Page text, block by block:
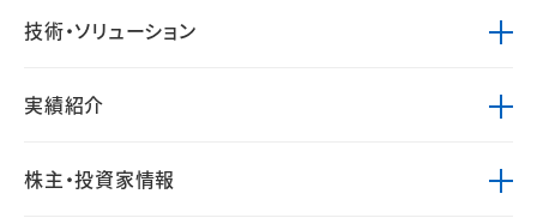
技術・ソリューション
実績紹介
株主・投資家情報